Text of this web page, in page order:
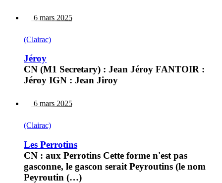
6 mars 2025
(Clairac)
Jéroy
CN (M1 Secretary) : Jean Jéroy FANTOIR :
Jéroy IGN : Jean Jiroy
6 mars 2025
(Clairac)
Les Perrotins
CN : aux Perrotins Cette forme n'est pas
gasconne, le gascon serait Peyroutins (le nom
Peyroutin (…)